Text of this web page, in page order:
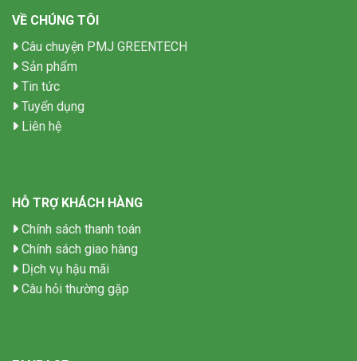
VỀ CHÚNG TÔI
Câu chuyện PMJ GREENTECH
Sản phẩm
Tin tức
Tuyển dụng
Liên hệ
HỖ TRỢ KHÁCH HÀNG
Chính sách thanh toán
Chính sách giao hàng
Dịch vụ hậu mãi
Câu hỏi thường gặp